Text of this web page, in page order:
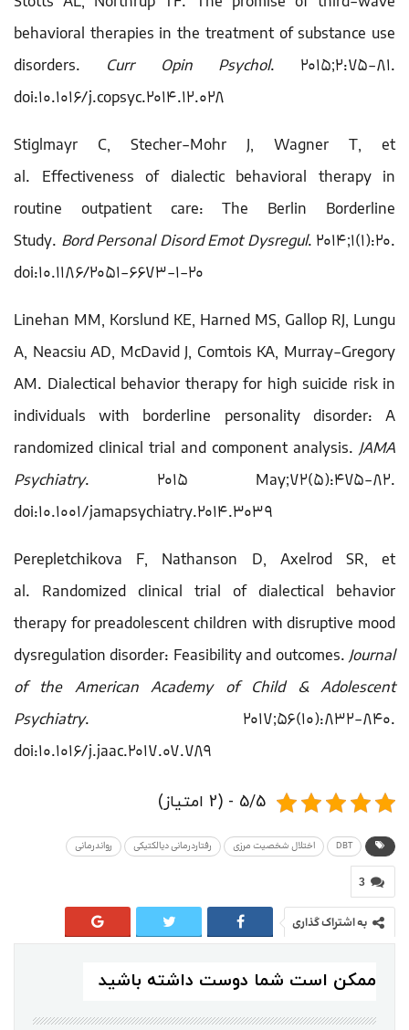
behavioral therapies in the treatment of substance use
disorders. Curr Opin Psychol. 2015;2:75-81.
doi:10.1016/j.copsyc.2014.12.028
Stiglmayr C, Stecher-Mohr J, Wagner T, et
al. Effectiveness of dialectic behavioral therapy in
routine outpatient care: The Berlin Borderline
Study. Bord Personal Disord Emot Dysregul. 2014;1(1):20.
doi:10.1186/2051-6673-1-20
Linehan MM, Korslund KE, Harned MS, Gallop RJ, Lungu
A, Neacsiu AD, McDavid J, Comtois KA, Murray-Gregory
AM. Dialectical behavior therapy for high suicide risk in
individuals with borderline personality disorder: A
randomized clinical trial and component analysis.JAMA
Psychiatry. 2015 May;72(5):475-82.
doi:10.1001/jamapsychiatry.2014.3039
Perepletchikova F, Nathanson D, Axelrod SR, et
al. Randomized clinical trial of dialectical behavior
therapy for preadolescent children with disruptive mood
dysregulation disorder: Feasibility and outcomes.Journal
of the American Academy of Child & Adolescent
Psychiatry. 2017;56(10):832-840.
doi:10.1016/j.jaac.2017.07.789
5/5 - (2 امتیاز)
DBT اختلال شخصیت مرزی رفتاردرمانی دیالکتیکی رواندرمانی
3
به اشتراک گذاری
ممکن است شما دوست داشته باشید